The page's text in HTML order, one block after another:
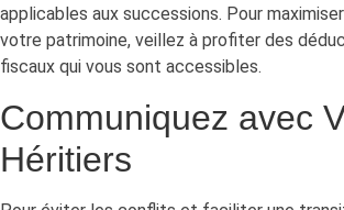
applicables aux successions. Pour
votre patrimoine, veillez à profiter des
fiscaux qui vous sont accessibles.
Communiquez avec
Héritiers